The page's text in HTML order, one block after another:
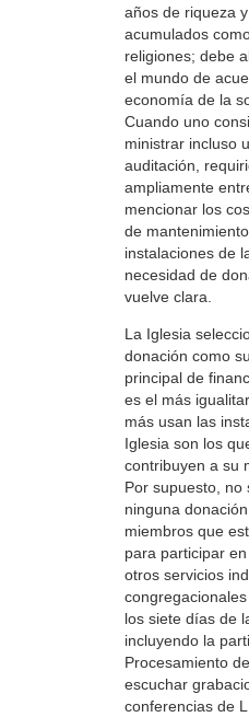
años de riqueza
acumulados
religiones; debe
el mundo de
economía de la
Cuando uno
ministrar incluso
auditación,
ampliamente
mencionar los
de
instalaciones de
necesidad de
vuelve clara.
La Iglesia
donación como
principal de
es el más
más usan las
Iglesia son los
contribuyen a su
Por supuesto, no
ninguna
miembros que
para participar
otros servicios
los siete días de
incluyendo la
Procesamiento
escuchar
conferencias de